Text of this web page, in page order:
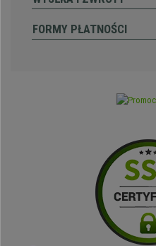
FORMY PŁATNOŚCI